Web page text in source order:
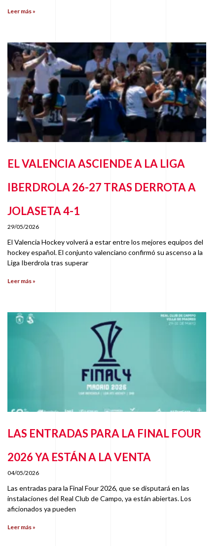
Leer más »
EL VALENCIA ASCIENDE A LA LIGA
IBERDROLA 26-27 TRAS DERROTA A
JOLASETA 4-1
29/05/2026
El Valencia Hockey volverá a estar entre los mejores equipos del
hockey español. El conjunto valenciano confirmó su ascenso a la
Liga Iberdrola tras superar
Leer más »
LAS ENTRADAS PARA LA FINAL FOUR
2026 YA ESTÁN A LA VENTA
04/05/2026
Las entradas para la Final Four 2026, que se disputará en las
instalaciones del Real Club de Campo, ya están abiertas. Los
aficionados ya pueden
Leer más »